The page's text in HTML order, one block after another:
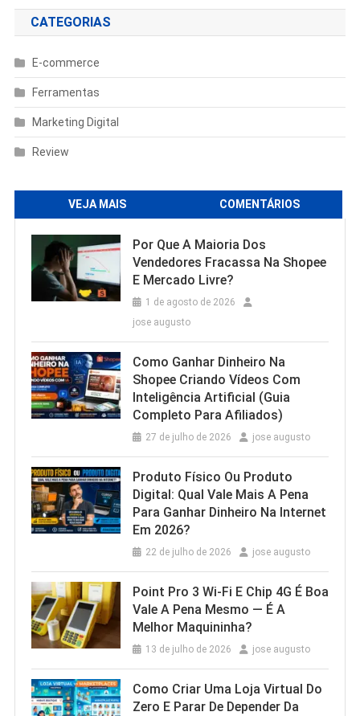
CATEGORIAS
E-commerce
Ferramentas
Marketing Digital
Review
VEJA MAIS COMENTÁRIOS
Por Que A Maioria Dos
Vendedores Fracassa Na Shopee
E Mercado Livre?
1 de agosto de 2026
jose augusto
Como Ganhar Dinheiro Na
Shopee Criando Vídeos Com
Inteligência Artificial (Guia
Completo Para Afiliados)
27 de julho de 2026 jose augusto
Produto Físico Ou Produto
Digital: Qual Vale Mais A Pena
Para Ganhar Dinheiro Na Internet
Em 2026?
22 de julho de 2026 jose augusto
Point Pro 3 Wi‑Fi E Chip 4G É Boa
Vale A Pena Mesmo — É A
Melhor Maquininha?
13 de julho de 2026 jose augusto
Como Criar Uma Loja Virtual Do
Zero E Parar De Depender Da